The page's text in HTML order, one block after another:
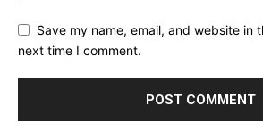
Save my name, email, and website in
next time I comment.